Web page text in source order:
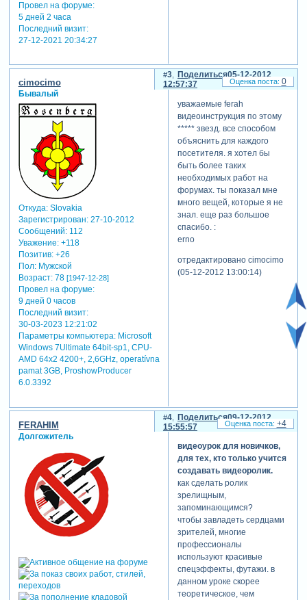
Провел на форуме:
5 дней 2 часа
Последний визит:
27-12-2021 20:34:27
Поделиться
3
05-12-2012
12:57:37
cimocimo
Бывалый
Откуда:Slovakia
Зарегистрирован: 27-10-2012
Сообщений:112
Уважение: +118
Позитив: +26
Пол:Мужской
Возраст:78 [1947-12-28]
Провел на форуме:
9 дней 0 часов
Последний визит:
30-03-2023 12:21:02
Параметры компьютера:Microsoft
Windows 7Ultimate 64bit-sp1, CPU-
AMD 64x2 4200+, 2,6GHz, operatívna
pamat 3GB, ProshowProducer
6.0.3392
уважаемые ferah
видеоинструкция по этому
***** звезд. все способом
объяснить для каждого
посетителя. я хотел бы
быть более таких
необходимых работ на
форумах. ты показал мне
много вещей, которые я не
знал. еще раз большое
спасибо. :
erno
отредактировано cimocimo
(05-12-2012 13:00:14)
0
Поделиться
4
09-12-2012
15:55:57
FERAHIM
Долгожитель
видеоурок для новичков,
для тех, кто только учится
создавать видеоролик.
как сделать ролик
зрелищным,
запоминающимся?
чтобы завладеть сердцами
зрителей, многие
профессионалы
используют красивые
спецэффекты, футажи. в
данном уроке скорее
теоретическое, чем
+4